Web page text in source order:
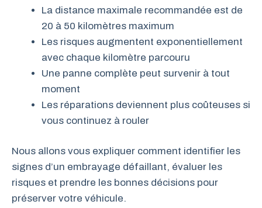
La distance maximale recommandée est de
20 à 50 kilomètres maximum
Les risques augmentent exponentiellement
avec chaque kilomètre parcouru
Une panne complète peut survenir à tout
moment
Les réparations deviennent plus coûteuses si
vous continuez à rouler
Nous allons vous expliquer comment identifier les
signes d’un embrayage défaillant, évaluer les
risques et prendre les bonnes décisions pour
préserver votre véhicule.